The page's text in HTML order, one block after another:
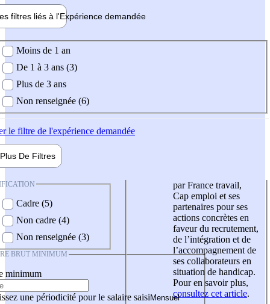
filtres liés à l'Expérience demandée
demandée
Moins de 1 an
De 1 à 3 ans (3)
Plus de 3 ans
Non renseignée (6)
le filtre de l'expérience demandée
Plus De Filtres
Cadre (5)
Non cadre (4)
Non renseignée (3)
BRUT MINIMUM
minimum
une périodicité pour le salaire saisi
par France travail,
Cap emploi et ses
partenaires pour ses
actions concrètes en
faveur du recrutement,
de l’intégration et de
l’accompagnement de
ses collaborateurs en
situation de handicap.
Pour en savoir plus,
consultez cet article.